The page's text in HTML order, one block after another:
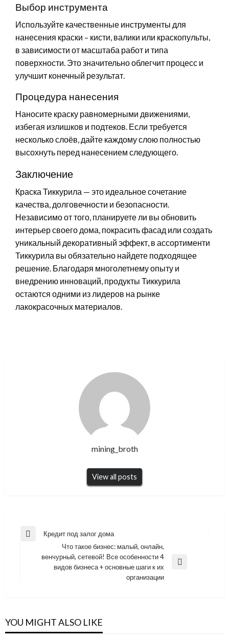
Выбор инструмента
Используйте качественные инструменты для
нанесения краски – кисти, валики или краскопульты,
в зависимости от масштаба работ и типа
поверхности. Это значительно облегчит процесс и
улучшит конечный результат.
Процедура нанесения
Наносите краску равномерными движениями,
избегая излишков и подтеков. Если требуется
несколько слоёв, дайте каждому слою полностью
высохнуть перед нанесением следующего.
Заключение
Краска Тиккурила — это идеальное сочетание
качества, долговечности и безопасности.
Независимо от того, планируете ли вы обновить
интерьер своего дома, покрасить фасад или создать
уникальный декоративный эффект, в ассортименти
Тиккурила вы обязательно найдете подходящее
решение. Благодаря многолетнему опыту и
внедрению инноваций, продукты Тиккурила
остаются одними из лидеров на рынке
лакокрасочных материалов.
mining_broth
View all posts
Навигация
записям
Previous
Кредит под залог дома
Что такое бизнес: малый, онлайн,
венчурный, сетевой! Все особенности 4
видов бизнеса + основные шаги к их
организации
YOU MIGHT ALSO LIKE